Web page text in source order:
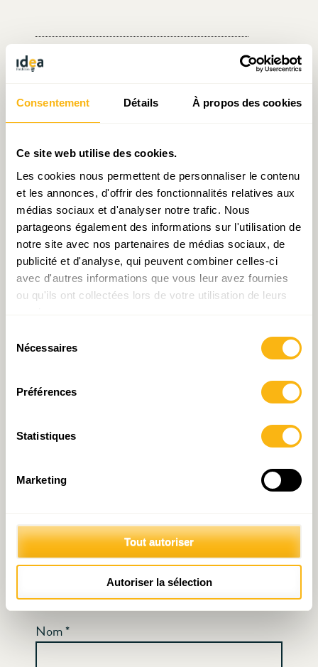
Consentement Détails À propos des cookies
Ce site web utilise des cookies.
Les cookies nous permettent de personnaliser le contenu
et les annonces, d'offrir des fonctionnalités relatives aux
médias sociaux et d'analyser notre trafic. Nous
partageons également des informations sur l'utilisation de
notre site avec nos partenaires de médias sociaux, de
publicité et d'analyse, qui peuvent combiner celles-ci
avec d'autres informations que vous leur avez fournies
ou qu'ils ont collectées lors de votre utilisation de leurs
Nécessaires
Préférences
Statistiques
Marketing
Tout autoriser
Autoriser la sélection
Prendre contact avec Sarah Mellouet
Partager:
Votre adresse e-mail ne sera pas publiée.
Les
Nom*